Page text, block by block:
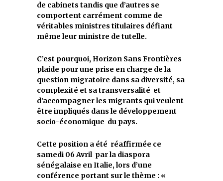
de cabinets tandis que d’autres se
comportent carrément comme de
véritables ministres titulaires défiant
même leur ministre de tutelle.
C’est pourquoi, Horizon Sans Frontières
plaide pour une prise en charge de la
question migratoire dans sa diversité, sa
complexité et sa transversalité et
d’accompagner les migrants qui veulent
être impliqués dans le développement
socio-économique du pays.
Cette position a été réaffirmée ce
samedi 06 Avril par la diaspora
sénégalaise en Italie, lors d’une
conférence portant sur le thème : «